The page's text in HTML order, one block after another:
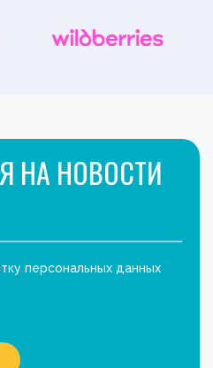
НА НОВОСТИ
персональных данных